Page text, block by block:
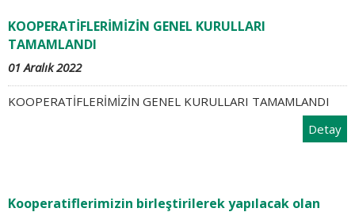
KOOPERATİFLERİMİZİN GENEL KURULLARI
TAMAMLANDI
01 Aralık 2022
KOOPERATİFLERİMİZİN GENEL KURULLARI TAMAMLANDI
Detay
Kooperatiflerimizin birleştirilerek yapılacak olan